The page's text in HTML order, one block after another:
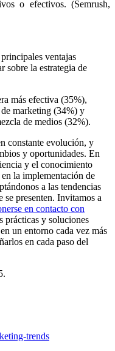
o efectivos. (Semrush,
ventajas
sobre la estrategia de
más efectiva (35%),
marketing (34%) y
de medios (32%).
constante evolución, y
y oportunidades. En
y el conocimiento
la implementación de
a las tendencias
se presenten. Invitamos a
en contacto con
prácticas y soluciones
un entorno cada vez más
en cada paso del
trends